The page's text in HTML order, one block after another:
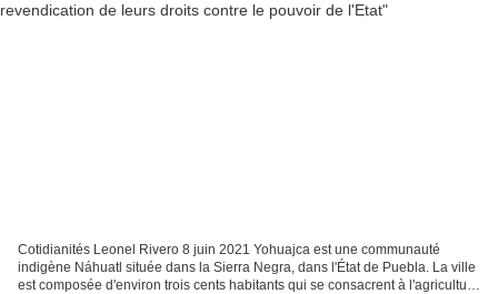
Cotidianités Leonel Rivero 8 juin 2021 Yohuajca est une communauté
indigène Náhuatl située dans la Sierra Negra, dans l'État de Puebla. La ville
est composée d'environ trois cents habitants qui se consacrent à l'agriculture